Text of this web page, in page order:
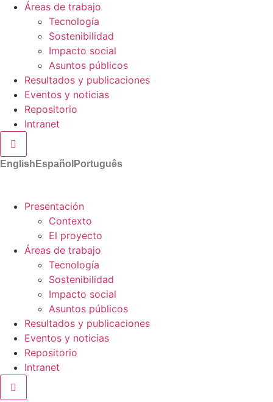
Áreas de trabajo
Tecnología
Sostenibilidad
Impacto social
Asuntos públicos
Resultados y publicaciones
Eventos y noticias
Repositorio
Intranet
Menú conmutador hamburguesa
English Español Português
Presentación
Contexto
El proyecto
Áreas de trabajo
Tecnología
Sostenibilidad
Impacto social
Asuntos públicos
Resultados y publicaciones
Eventos y noticias
Repositorio
Intranet
Menú conmutador hamburguesa